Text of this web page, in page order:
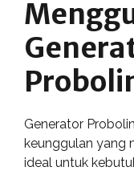
Generator
keunggulan yang
ideal untuk